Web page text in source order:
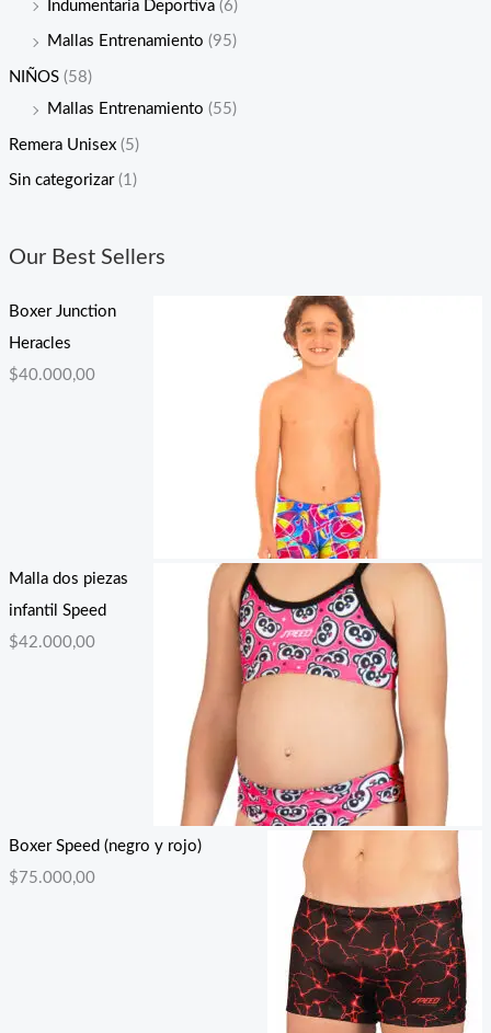
Indumentaria Deportiva (6)
Mallas Entrenamiento (95)
NIÑOS (58)
Mallas Entrenamiento (55)
Remera Unisex (5)
Sin categorizar (1)
Our Best Sellers
Boxer Junction
Heracles
$40.000,00
Malla dos piezas
infantil Speed
$42.000,00
Boxer Speed (negro y rojo)
$75.000,00